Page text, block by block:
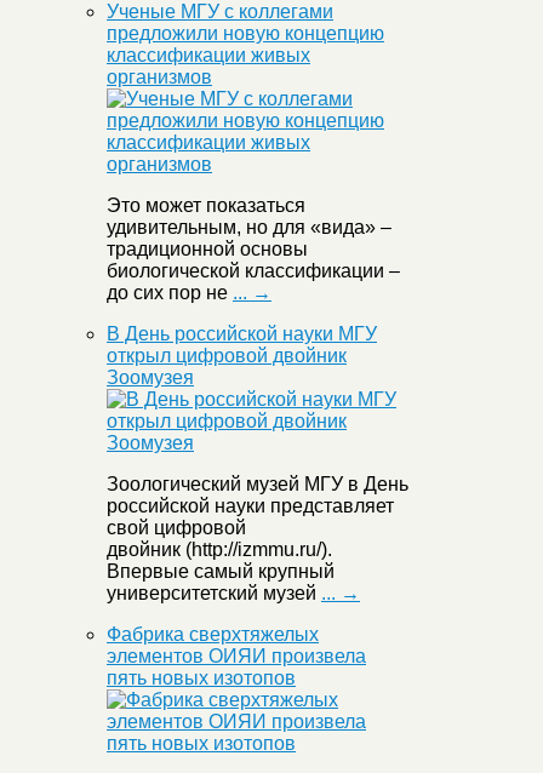
Ученые МГУ с коллегами
предложили новую концепцию
классификации живых
организмов
Это может показаться
удивительным, но для «вида» –
традиционной основы
биологической классификации –
до сих пор не ... →
В День российской науки МГУ
открыл цифровой двойник
Зоомузея
Зоологический музей МГУ в День
российской науки представляет
свой цифровой
двойник (http://izmmu.ru/).
Впервые самый крупный
университетский музей ... →
Фабрика сверхтяжелых
элементов ОИЯИ произвела
пять новых изотопов